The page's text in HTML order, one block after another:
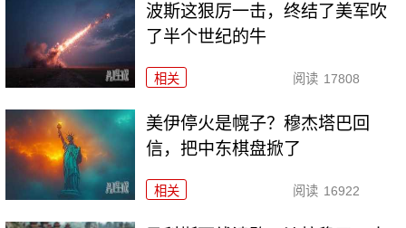
波斯这狠厉一击，终结了美军吹
了半个世纪的牛
相关 阅读 17808
美伊停火是幌子？穆杰塔巴回
信，把中东棋盘掀了
相关 阅读 16922